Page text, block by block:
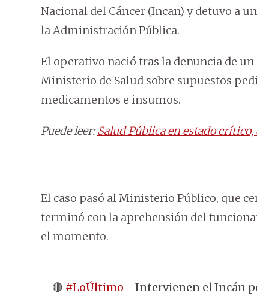
Nacional del Cáncer (Incan) y detuvo a
la Administración Pública.
El operativo nació tras la denuncia de
Ministerio de Salud sobre supuestos
medicamentos e insumos.
Puede leer:Salud Pública en estado
El caso pasó al Ministerio Público, que
terminó con la aprehensión del
el momento.
🔴 #LoÚltimo - Intervienen el Incán